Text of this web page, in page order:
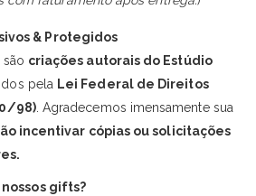
& Protegidos
criações autorais do Estúdio
pela Lei Federal de Direitos
98). Agradecemos imensamente sua
incentivar cópias ou solicitações
gifts?